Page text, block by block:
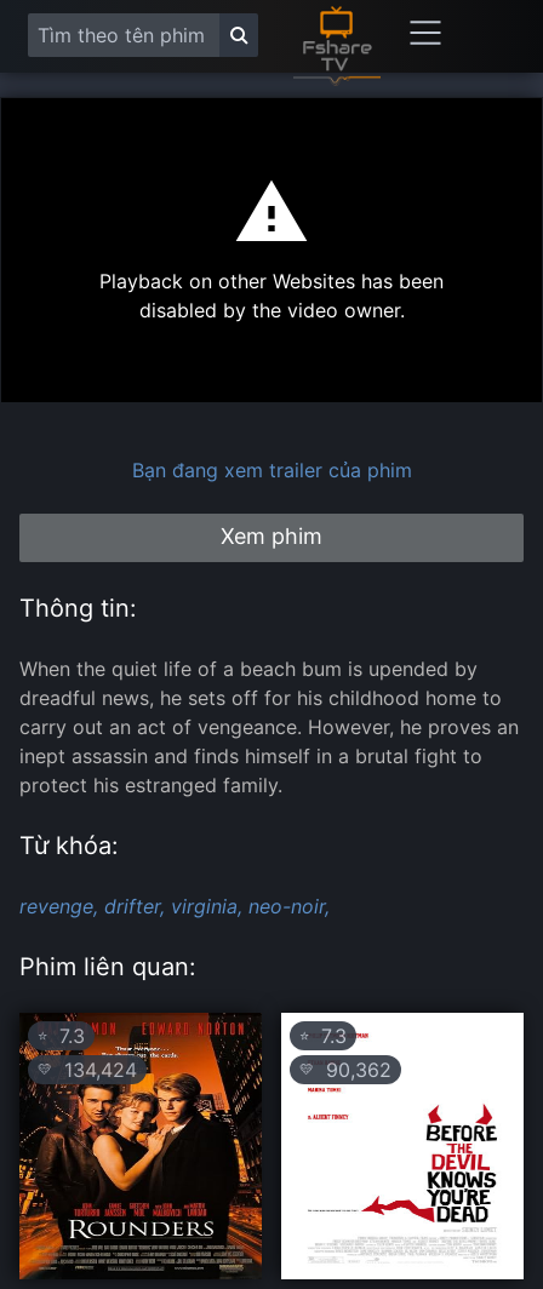
Play
Playback on other Websites has been
disabled by the video owner.
Bạn đang xem trailer của phim
Xem phim
Thông tin:
When the quiet life of a beach bum is upended by
dreadful news, he sets off for his childhood home to
carry out an act of vengeance. However, he proves an
inept assassin and finds himself in a brutal fight to
protect his estranged family.
Từ khóa:
revenge, drifter, virginia, neo-noir,
Phim liên quan:
⭐ 7.3
💛 134,424
⭐ 7.3
💛 90,362